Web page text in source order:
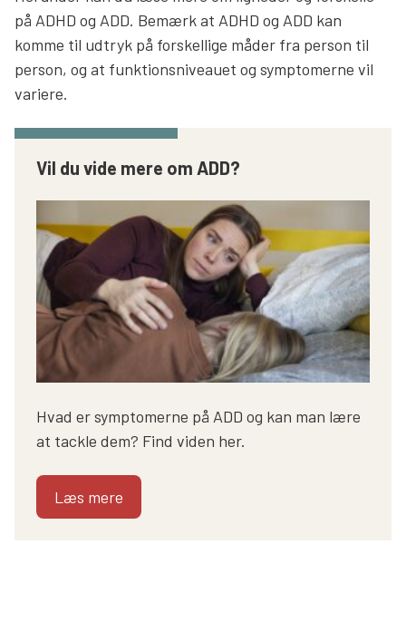
på ADHD og ADD. Bemærk at ADHD og ADD kan
komme til udtryk på forskellige måder fra person til
person, og at funktionsniveauet og symptomerne vil
variere.
Vil du vide mere om ADD?
Hvad er symptomerne på ADD og kan man lære
at tackle dem? Find viden her.
Læs mere